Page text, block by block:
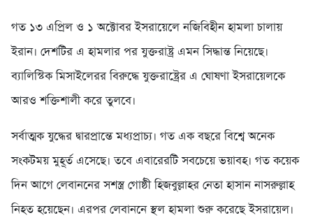
গত ১৩ এপ্রিল ও ১ অক্টোবর ইসরায়েলে নজিবিহীন হামলা চালায়
ইরান। দেশটির এ হামলার পর যুক্তরাষ্ট্র এমন সিদ্ধান্ত নিয়েছে।
ব্যালিস্টিক মিসাইলেরর বিরুদ্ধে যুক্তরাষ্ট্রের এ ঘোষণা ইসরায়েলকে
আরও শক্তিশালী করে তুলবে।
সর্বাত্মক যুদ্ধের দ্বারপ্রান্তে মধ্যপ্রাচ্য। গত এক বছরে বিশ্বে অনেক
সংকটময় মুহূর্ত এসেছে। তবে এবারেরটি সবচেয়ে ভয়াবহ। গত কয়েক
দিন আগে লেবাননের সশস্ত্র গোষ্ঠী হিজবুল্লাহর নেতা হাসান নাসরুল্লাহ
নিহত হয়েছেন। এরপর লেবাননে স্থল হামলা শুরু করেছে ইসরায়েল।